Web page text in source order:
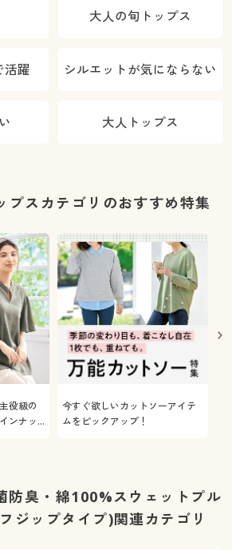
大人の旬トップス
活躍 シルエットが気にならない
大人トップス
プスカテゴリのおすすめ特集
役級の
ンナッ
今すぐ欲しいカットソーアイテ
ムをピックアップ！
防臭・綿100%スウェットプル
ジップタイプ)関連カテゴリ